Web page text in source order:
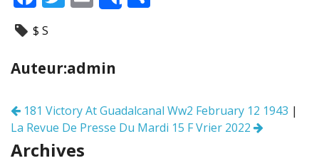
ac
e
b
o
k
er
m
l
$ S
Auteur:admin
Navigation
des
articles
181 Victory At Guadalcanal Ww2 February 12 1943 |
La Revue De Presse Du Mardi 15 F Vrier 2022
Archives